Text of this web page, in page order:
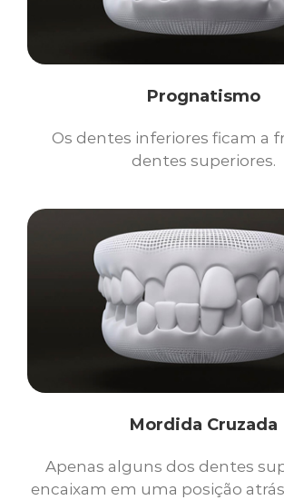
Prognatismo
Os dentes inferiores ficam a
dentes superiores.
Mordida Cruzada
Apenas alguns dos dentes
encaixam em uma posição